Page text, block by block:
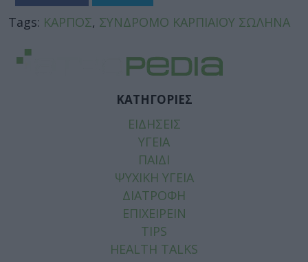
Tags: ΚΑΡΠΟΣ, ΣΥΝΔΡΟΜΟ ΚΑΡΠΙΑΙΟΥ ΣΩΛΗΝΑ
ΚΑΤΗΓΟΡΙΕΣ
ΕΙΔΗΣΕΙΣ
ΥΓΕΙΑ
ΠΑΙΔΙ
ΨΥΧΙΚΗ ΥΓΕΙΑ
ΔΙΑΤΡΟΦΗ
ΕΠΙΧΕΙΡΕΙΝ
TIPS
HEALTH TALKS